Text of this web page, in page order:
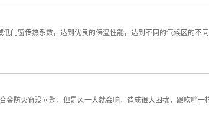
门窗传热系数，达到优良的保温性能，达到不同的气候区的
防火窗没问题，但是风一大就会响，造成很大困扰，跟吹哨